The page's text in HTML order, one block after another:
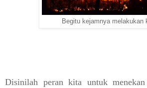
Begitu kejamnya melakukan
Disinilah peran kita untuk